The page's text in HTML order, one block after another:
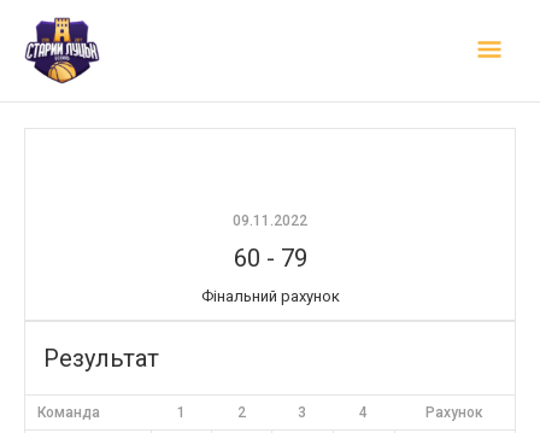
вмісту
09.11.2022
60 - 79
Фінальний рахунок
Результат
Команда 1 2 3 4 Рахунок